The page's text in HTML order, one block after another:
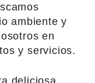
ambiente y
en
y servicios.
deliciosa